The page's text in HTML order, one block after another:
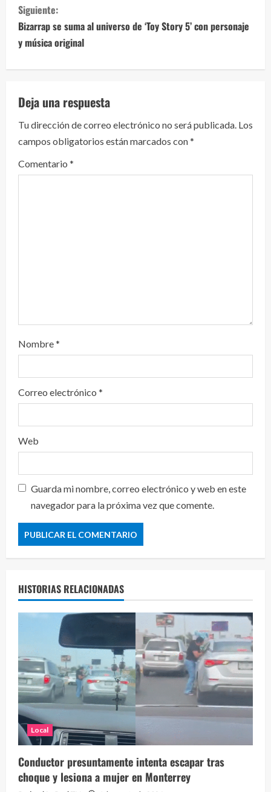
u
e
l
e
y
e
n
Siguiente:
Bizarrap se suma al universo de ‘Toy Story 5’ con personaje
y música original
Deja una respuesta
Tu dirección de correo electrónico no será publicada. Los
campos obligatorios están marcados con*
Comentario *
Nombre*
Correo electrónico *
Web
Guarda mi nombre, correo electrónico y web en este
navegador para la próxima vez que comente.
HISTORIAS RELACIONADAS
Local
Conductor presuntamente intenta escapar tras
choque y lesiona a mujer en Monterrey